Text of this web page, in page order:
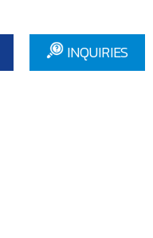
INQUIRIES